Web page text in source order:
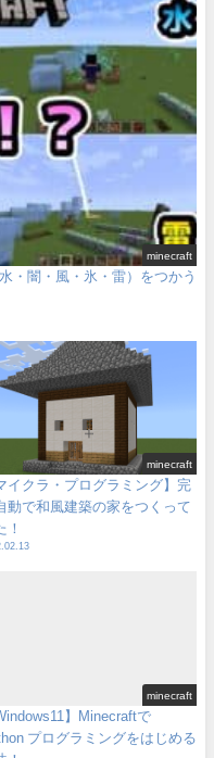
minecraft
・闇・風・氷・雷）をつかう
minecraft
イクラ・プログラミング】完
動で和風建築の家をつくって
！
minecraft
】Minecraftで
プログラミングをはじめる